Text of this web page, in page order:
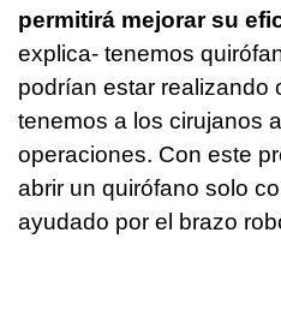
permitirá mejorar su
explica- tenemos
podrían estar realizando
tenemos a los cirujanos
operaciones. Con este
abrir un quirófano solo
ayudado por el brazo